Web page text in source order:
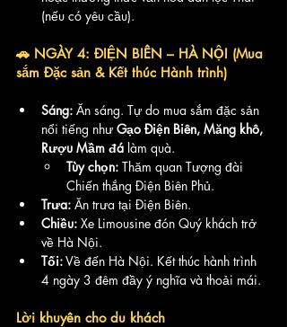
(nếu có yêu cầu).
🚗 NGÀY 4: ĐIỆN BIÊN – HÀ NỘI (Mua
sắm Đặc sản & Kết thúc Hành trình)
Sáng: Ăn sáng. Tự do mua sắm đặc sản
nổi tiếng như Gạo Điện Biên, Măng khô,
Rượu Mầm đá làm quà.
Tùy chọn: Thăm quan Tượng đài
Chiến thắng Điện Biên Phủ.
Trưa: Ăn trưa tại Điện Biên.
Chiều: Xe Limousine đón Quý khách trở
về Hà Nội.
Tối: Về đến Hà Nội. Kết thúc hành trình
4 ngày 3 đêm đầy ý nghĩa và thoải mái.
Lời khuyên cho du khách